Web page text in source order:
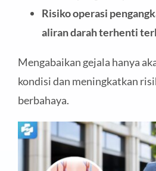
Risiko operasi
aliran darah terhenti
Mengabaikan gejala hanya
kondisi dan meningkatkan
berbahaya.